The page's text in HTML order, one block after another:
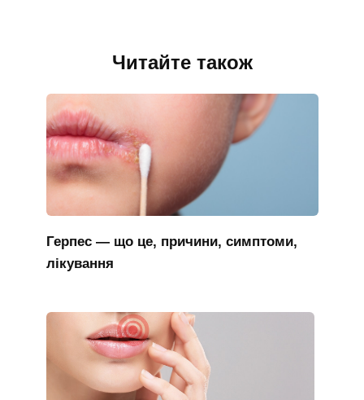
Читайте також
Герпес — що це, причини, симптоми,
лікування